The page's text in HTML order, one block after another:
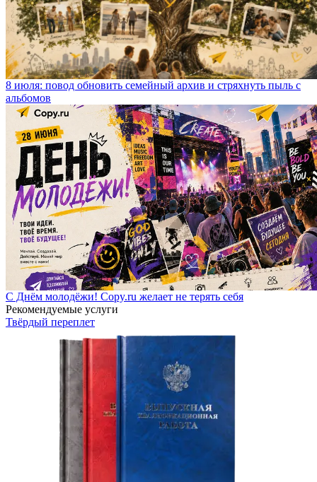
8 июля: повод обновить семейный архив и стряхнуть пыль с
альбомов
С Днём молодёжи! Copy.ru желает не терять себя
Рекомендуемые услуги
Твёрдый переплет